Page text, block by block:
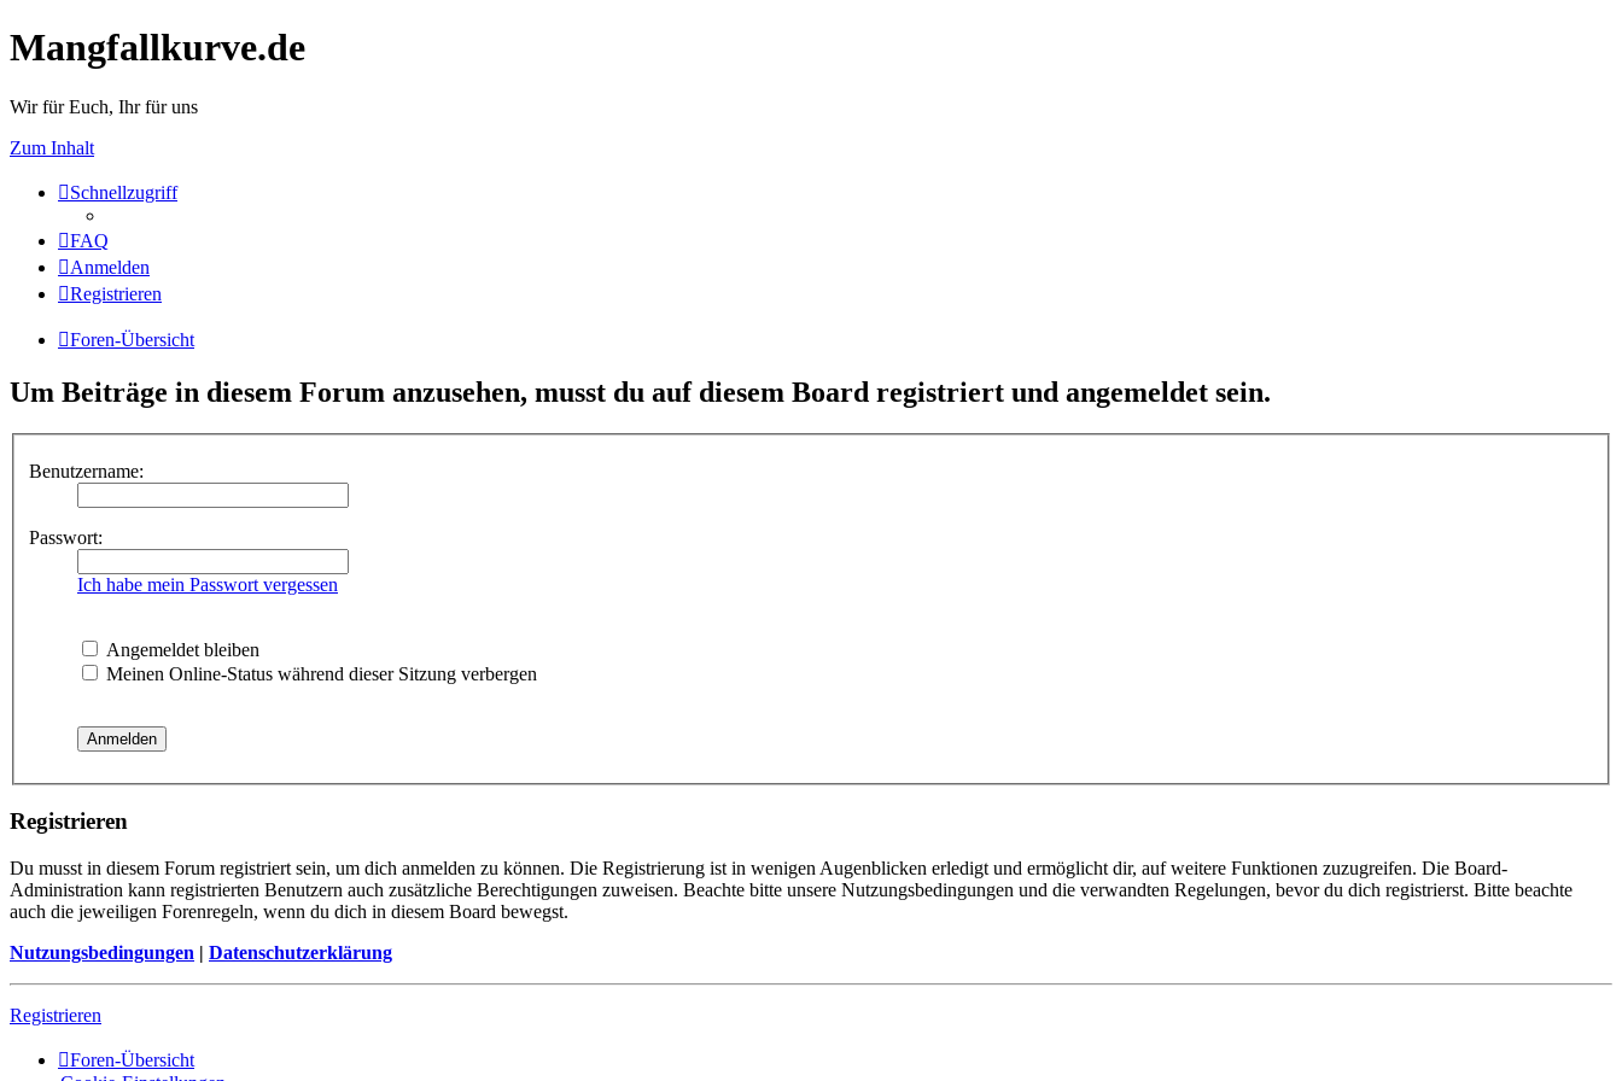
Mangfallkurve.de
Wir für Euch, Ihr für uns
Zum Inhalt
Schnellzugriff
FAQ
Anmelden
Registrieren
Foren-Übersicht
Um Beiträge in diesem Forum anzusehen, musst du auf diesem Board registriert und angemeldet sein.
Benutzername:
Passwort:
Ich habe mein Passwort vergessen
Angemeldet bleiben
Meinen Online-Status während dieser Sitzung verbergen
Registrieren
Du musst in diesem Forum registriert sein, um dich anmelden zu können. Die Registrierung ist in wenigen Augenblicken erledigt und ermöglicht dir, auf weitere Funktionen zuzugreifen. Die Board-
Administration kann registrierten Benutzern auch zusätzliche Berechtigungen zuweisen. Beachte bitte unsere Nutzungsbedingungen und die verwandten Regelungen, bevor du dich registrierst. Bitte beachte
auch die jeweiligen Forenregeln, wenn du dich in diesem Board bewegst.
Nutzungsbedingungen | Datenschutzerklärung
Registrieren
Foren-Übersicht